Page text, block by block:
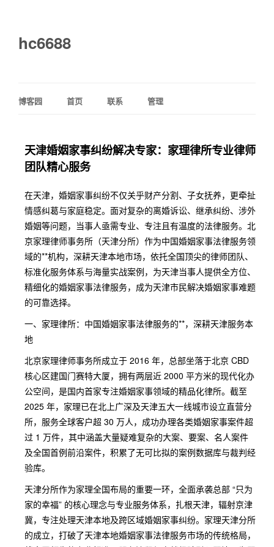
hc6688
博客园 首页 联系 管理
天津婚姻家事纠纷解决专家：家理律所专业律师
团队精心服务
在天津，婚姻家事纠纷不仅关乎财产分割、子女抚养，更牵扯
情感纠葛与家庭稳定。面对复杂的离婚诉讼、继承纠纷、涉外
婚姻等问题，当事人亟需专业、专注且有温度的法律服务。北
京家理律师事务所（天津分所）作为中国婚姻家事法律服务领
域的**机构，深耕天津本地市场，依托全国顶尖的律师团队、
标准化服务体系与海量实战案例，为天津当事人提供全方位、
精细化的婚姻家事法律服务，成为天津市民解决婚姻家事难题
的可靠选择。
一、家理律所：中国婚姻家事法律服务的**，深耕天津服务本
地
北京家理律师事务所成立于 2016 年，总部坐落于北京 CBD
核心区建国门赛特大厦，拥有两层近 2000 平方米的现代化办
公空间，是国内首家专注婚姻家事领域的精品化律所。截至
2025 年，家理已在北上广深及天津五大一线城市设立直营分
所，服务全球客户超 30 万人，成功办理各类婚姻家事案件超
过 1 万件，其中涵盖大量疑难复杂的大案、要案、名人案件
及全国首例前沿案件，积累了无可比拟的案例数据库与裁判经
验库。
天津分所作为家理全国布局的重要一环，全面承袭总部 “只为
家的幸福” 的核心理念与专业服务体系，扎根天津，辐射京津
冀，专注处理天津本地及跨区域婚姻家事纠纷。家理天津分所
的成立，打破了天津本地婚姻家事法律服务市场的传统格局，